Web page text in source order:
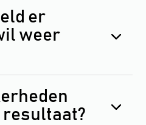
er
weer
resultaat?